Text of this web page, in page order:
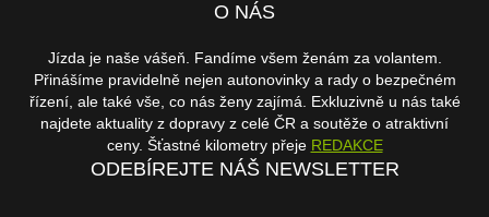
O NÁS
Jízda je naše vášeň. Fandíme všem ženám za volantem.
Přinášíme pravidelně nejen autonovinky a rady o bezpečném
řízení, ale také vše, co nás ženy zajímá. Exkluzivně u nás také
najdete aktuality z dopravy z celé ČR a soutěže o atraktivní
ceny. Šťastné kilometry přeje REDAKCE
ODEBÍREJTE NÁŠ NEWSLETTER